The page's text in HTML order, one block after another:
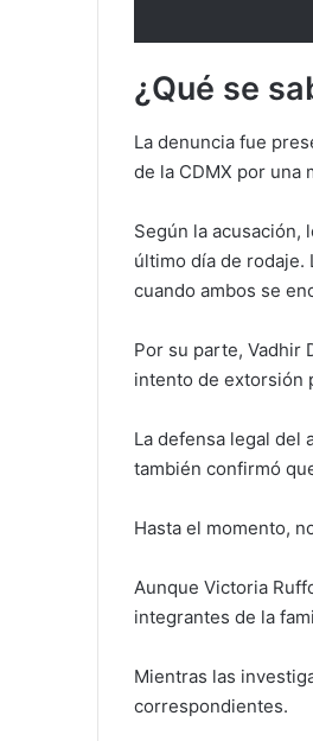
¿Qué se
La denuncia fue
de la CDMX por una
Según la acusación,
último día de
cuando ambos se
Por su parte, Vadhir
intento de extorsión
La defensa legal del
también confirmó
Hasta el momento,
Aunque Victoria
integrantes de la
Mientras las
correspondientes.